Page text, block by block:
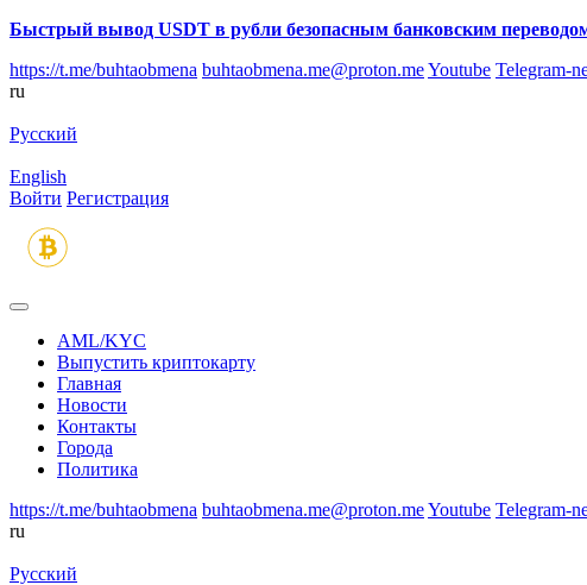
Быстрый вывод USDT в рубли безопасным банковским
https://t.me/buhtaobmena buhtaobmena.me@proton.meYoutube Telegram-
ru
Русский
English
Войти Регистрация
AML/KYC
Выпустить криптокарту
Главная
Новости
Контакты
Города
Политика
https://t.me/buhtaobmena buhtaobmena.me@proton.meYoutube Telegram-
ru
Русский